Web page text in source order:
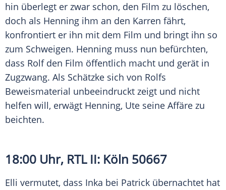
hin überlegt er zwar schon, den Film zu löschen,
doch als Henning ihm an den Karren fährt,
konfrontiert er ihn mit dem Film und bringt ihn so
zum Schweigen. Henning muss nun befürchten,
dass Rolf den Film öffentlich macht und gerät in
Zugzwang. Als Schätzke sich von Rolfs
Beweismaterial unbeeindruckt zeigt und nicht
helfen will, erwägt Henning, Ute seine Affäre zu
beichten.
18:00 Uhr, RTL II: Köln 50667
Elli vermutet, dass Inka bei Patrick übernachtet hat